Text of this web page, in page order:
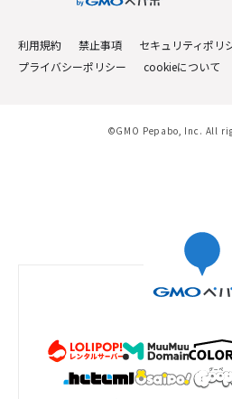
利用規約 禁止事項
セキュリティポリ
プライバシーポリシー
cookieについて
©GMO Pepabo, Inc. All